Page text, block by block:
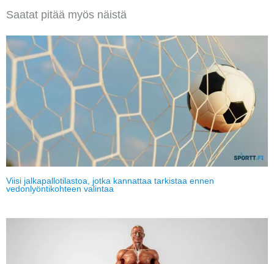
Saatat pitää myös näistä
Viisi jalkapallotilastoa, jotka kannattaa tarkistaa ennen
vedonlyöntikohteen valintaa